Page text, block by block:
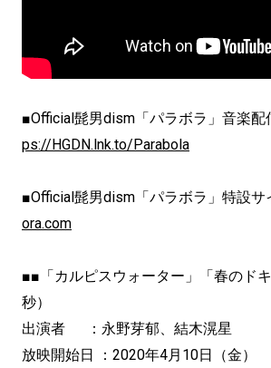
■Official髭男dism「パラボラ」音楽配
ps://HGDN.lnk.to/Parabola
■Official髭男dism「パラボラ」特設サ
ora.com
■■「カルピスウォーター」「春のド
秒）
出演者 ：永野芽郁、結木滉星
放映開始日 ：2020年4月10日（金）